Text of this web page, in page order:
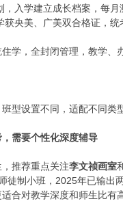
，入学建立成长档案，每
央美、广美双合格证，
学，全封闭管理，教学、
型设置不同，适配不同类
需要个性化深度辅导
推荐重点关注李文祯画室
徒制小班，2025年已输出
合对教学深度和师生比有